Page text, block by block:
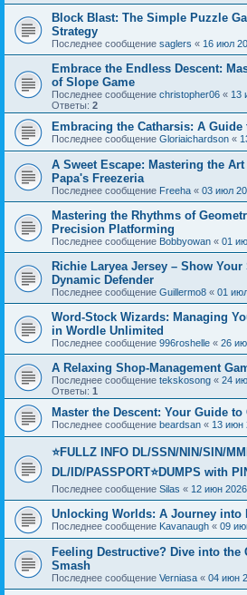
Block Blast: The Simple Puzzle
Strategy
Последнее сообщение saglers « 16 июл
Embrace the Endless Descent:
of Slope Game
Последнее сообщение christopher06 « 13
Ответы: 2
Embracing the Catharsis: A
Последнее сообщение Gloriaichardson «
A Sweet Escape: Mastering the
Papa's Freezeria
Последнее сообщение Freeha « 03 июл
Mastering the Rhythms of
Precision Platforming
Последнее сообщение Bobbyowan « 01
Richie Laryea Jersey – Show Your
Dynamic Defender
Последнее сообщение Guillermo8 « 01
Word-Stock Wizards: Managing
in Wordle Unlimited
Последнее сообщение 996roshelle « 26
A Relaxing Shop-Management
Последнее сообщение tekskosong « 24
Ответы: 1
Master the Descent: Your Guide
Последнее сообщение beardsan « 13 июн
⭐FULLZ INFO DL/SSN/NIN/SIN/
DL/ID/PASSPORT⭐DUMPS with
Последнее сообщение Silas « 12 июн
Unlocking Worlds: A Journey into
Последнее сообщение Kavanaugh « 09
Feeling Destructive? Dive into
Smash
Последнее сообщение Verniasa « 04 июн